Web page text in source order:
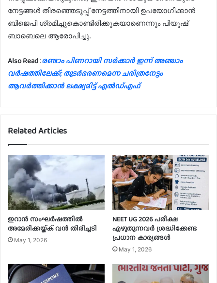
നേട്ടങ്ങൾ തിരഞ്ഞെടുപ്പ് നേട്ടത്തിനായി ഉപയോഗിക്കാൻ
ബിജെപി ശ്രമിച്ചുകൊണ്ടിരിക്കുകയാണെന്നും പിയൂഷ്
ബാബെലെ ആരോപിച്ചു.
Also Read :രണ്ടാം പിണറായി സര്‍ക്കാര്‍ ഇന്ന് അഞ്ചാം
വര്‍ഷത്തിലേക്ക്; തുടര്‍ഭരണമെന്ന ചരിത്രനേട്ടം
ആവര്‍ത്തിക്കാന്‍ ലക്ഷ്യമിട്ട് എല്‍ഡ്എഫ്
Related Articles
ഇറാൻ സംഘർഷത്തിൽ
അമേരിക്കയ്ക്ക് വൻ തിരിച്ചടി
May 1, 2026
NEET UG 2026 പരീക്ഷ
എഴുതുന്നവർ ശ്രദ്ധിക്കേണ്ട
പ്രധാന കാര്യങ്ങൾ
May 1, 2026